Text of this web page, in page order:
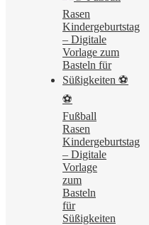
⚽
Fußball
Rasen
Kindergeburtstag
– Digitale
Vorlage
zum
Basteln
für
Süßigkeiten